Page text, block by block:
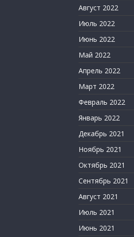
Август 2022
Июль 2022
Июнь 2022
Май 2022
Апрель 2022
Март 2022
Февраль 2022
Январь 2022
Декабрь 2021
Ноябрь 2021
Октябрь 2021
Сентябрь 2021
Август 2021
Июль 2021
Июнь 2021